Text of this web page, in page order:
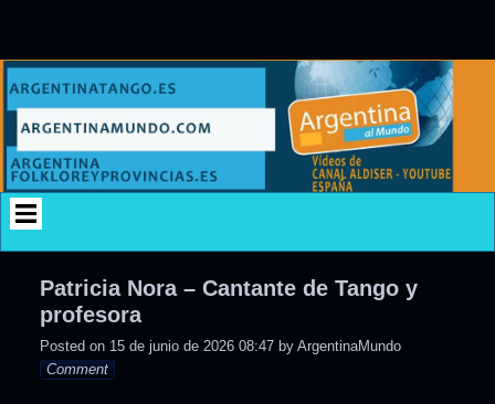
content
Patricia Nora – Cantante de Tango y
profesora
Posted on 15 de junio de 2026 08:47 by ArgentinaMundo
Comment